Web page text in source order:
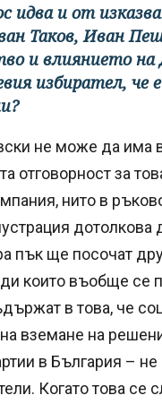
идва и от
Таков, Иван
и влиянието на
избирател, че
не може да има
отговорност за
нито в
дотолкова
пък ще посочат
които въобще се
в това, че
вземане на
в България –
Когато това се